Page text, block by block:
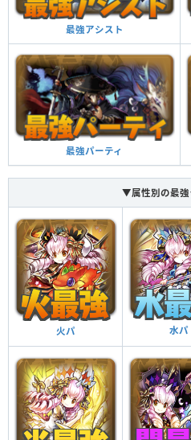
最強アシスト
最強パーティ
▼属性別の最強
火パ 水パ